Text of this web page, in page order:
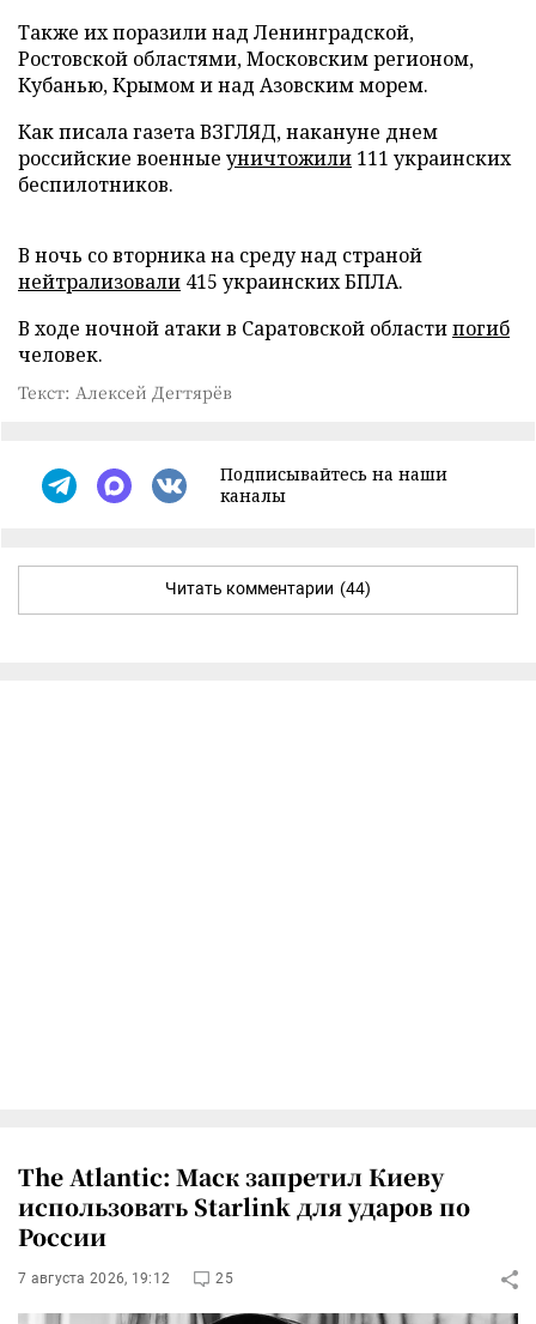
Также их поразили над Ленинградской,
Ростовской областями, Московским регионом,
Кубанью, Крымом и над Азовским морем.
Как писала газета ВЗГЛЯД, накануне днем
российские военные уничтожили 111 украинских
беспилотников.
В ночь со вторника на среду над страной
нейтрализовали 415 украинских БПЛА.
В ходе ночной атаки в Саратовской областипогиб
человек.
Текст: Алексей Дегтярёв
Подписывайтесь на наши
каналы
Читать комментарии (44)
The Atlantic: Маск запретил Киеву
использовать Starlink для ударов по
России
7 августа 2026, 19:12 25